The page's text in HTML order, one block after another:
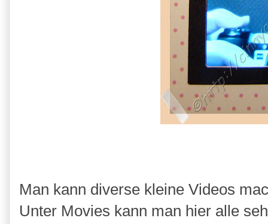
Man kann diverse kleine Videos
Unter Movies kann man hier alle